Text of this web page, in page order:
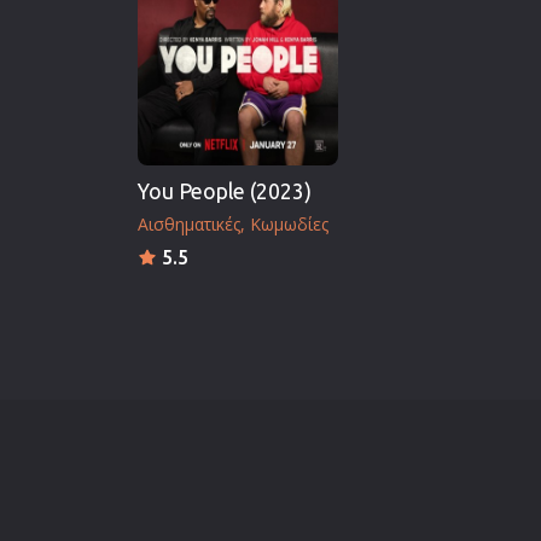
You People (2023)
Αισθηματικές Κωμωδίες
5.5